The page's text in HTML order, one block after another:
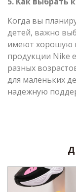
Когда вы
детей, важно
имеют хорошую
продукции Nike
разных
для маленьких
надежную